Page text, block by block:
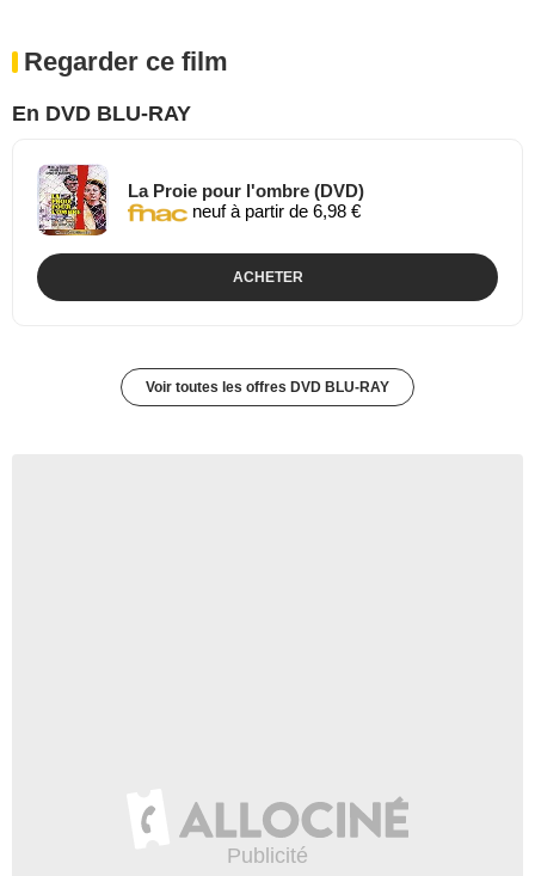
Regarder ce film
En DVD BLU-RAY
La Proie pour l'ombre (DVD)
neuf à partir de 6,98 €
ACHETER
Voir toutes les offres DVD BLU-RAY